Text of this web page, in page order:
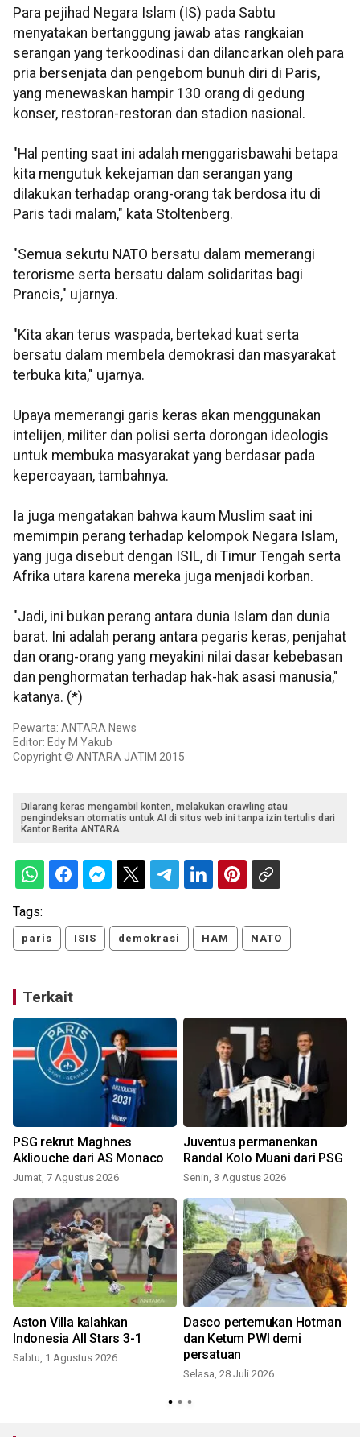
Para pejihad Negara Islam (IS) pada Sabtu
menyatakan bertanggung jawab atas rangkaian
serangan yang terkoodinasi dan dilancarkan oleh para
pria bersenjata dan pengebom bunuh diri di Paris,
yang menewaskan hampir 130 orang di gedung
konser, restoran-restoran dan stadion nasional.
"Hal penting saat ini adalah menggarisbawahi betapa
kita mengutuk kekejaman dan serangan yang
dilakukan terhadap orang-orang tak berdosa itu di
Paris tadi malam," kata Stoltenberg.
"Semua sekutu NATO bersatu dalam memerangi
terorisme serta bersatu dalam solidaritas bagi
Prancis," ujarnya.
"Kita akan terus waspada, bertekad kuat serta
bersatu dalam membela demokrasi dan masyarakat
terbuka kita," ujarnya.
Upaya memerangi garis keras akan menggunakan
intelijen, militer dan polisi serta dorongan ideologis
untuk membuka masyarakat yang berdasar pada
kepercayaan, tambahnya.
Ia juga mengatakan bahwa kaum Muslim saat ini
memimpin perang terhadap kelompok Negara Islam,
yang juga disebut dengan ISIL, di Timur Tengah serta
Afrika utara karena mereka juga menjadi korban.
"Jadi, ini bukan perang antara dunia Islam dan dunia
barat. Ini adalah perang antara pegaris keras, penjahat
dan orang-orang yang meyakini nilai dasar kebebasan
dan penghormatan terhadap hak-hak asasi manusia,"
katanya. (*)
Pewarta: ANTARA News
Editor: Edy M Yakub
Copyright © ANTARA JATIM 2015
Dilarang keras mengambil konten, melakukan crawling atau
pengindeksan otomatis untuk AI di situs web ini tanpa izin tertulis dari
Kantor Berita ANTARA.
Tags:
paris ISIS demokrasi HAM NATO
Terkait
PSG rekrut Maghnes
Akliouche dari AS Monaco
Jumat, 7 Agustus 2026
Juventus permanenkan
Randal Kolo Muani dari PSG
Senin, 3 Agustus 2026
Aston Villa kalahkan
Indonesia All Stars 3-1
Sabtu, 1 Agustus 2026
Dasco pertemukan Hotman
dan Ketum PWI demi
persatuan
Selasa, 28 Juli 2026